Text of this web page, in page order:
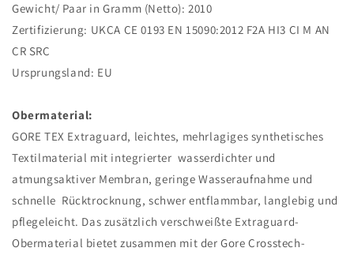
Gewicht/ Paar in Gramm (Netto): 2010
Zertifizierung: UKCA CE 0193 EN 15090:2012 F2A HI3 CI M AN
CR SRC
Ursprungsland: EU
Obermaterial:
GORE TEX Extraguard, leichtes, mehrlagiges synthetisches
Textilmaterial mit integrierter wasserdichter und
atmungsaktiver Membran, geringe Wasseraufnahme und
schnelle Rücktrocknung, schwer entflammbar, langlebig und
pflegeleicht. Das zusätzlich verschweißte Extraguard-
Obermaterial bietet zusammen mit der Gore Crosstech-